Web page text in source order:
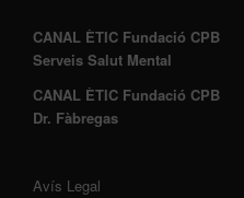
CANAL ÈTIC Fundació CPB
Serveis Salut Mental
CANAL ÈTIC Fundació CPB
Dr. Fàbregas
Avís Legal